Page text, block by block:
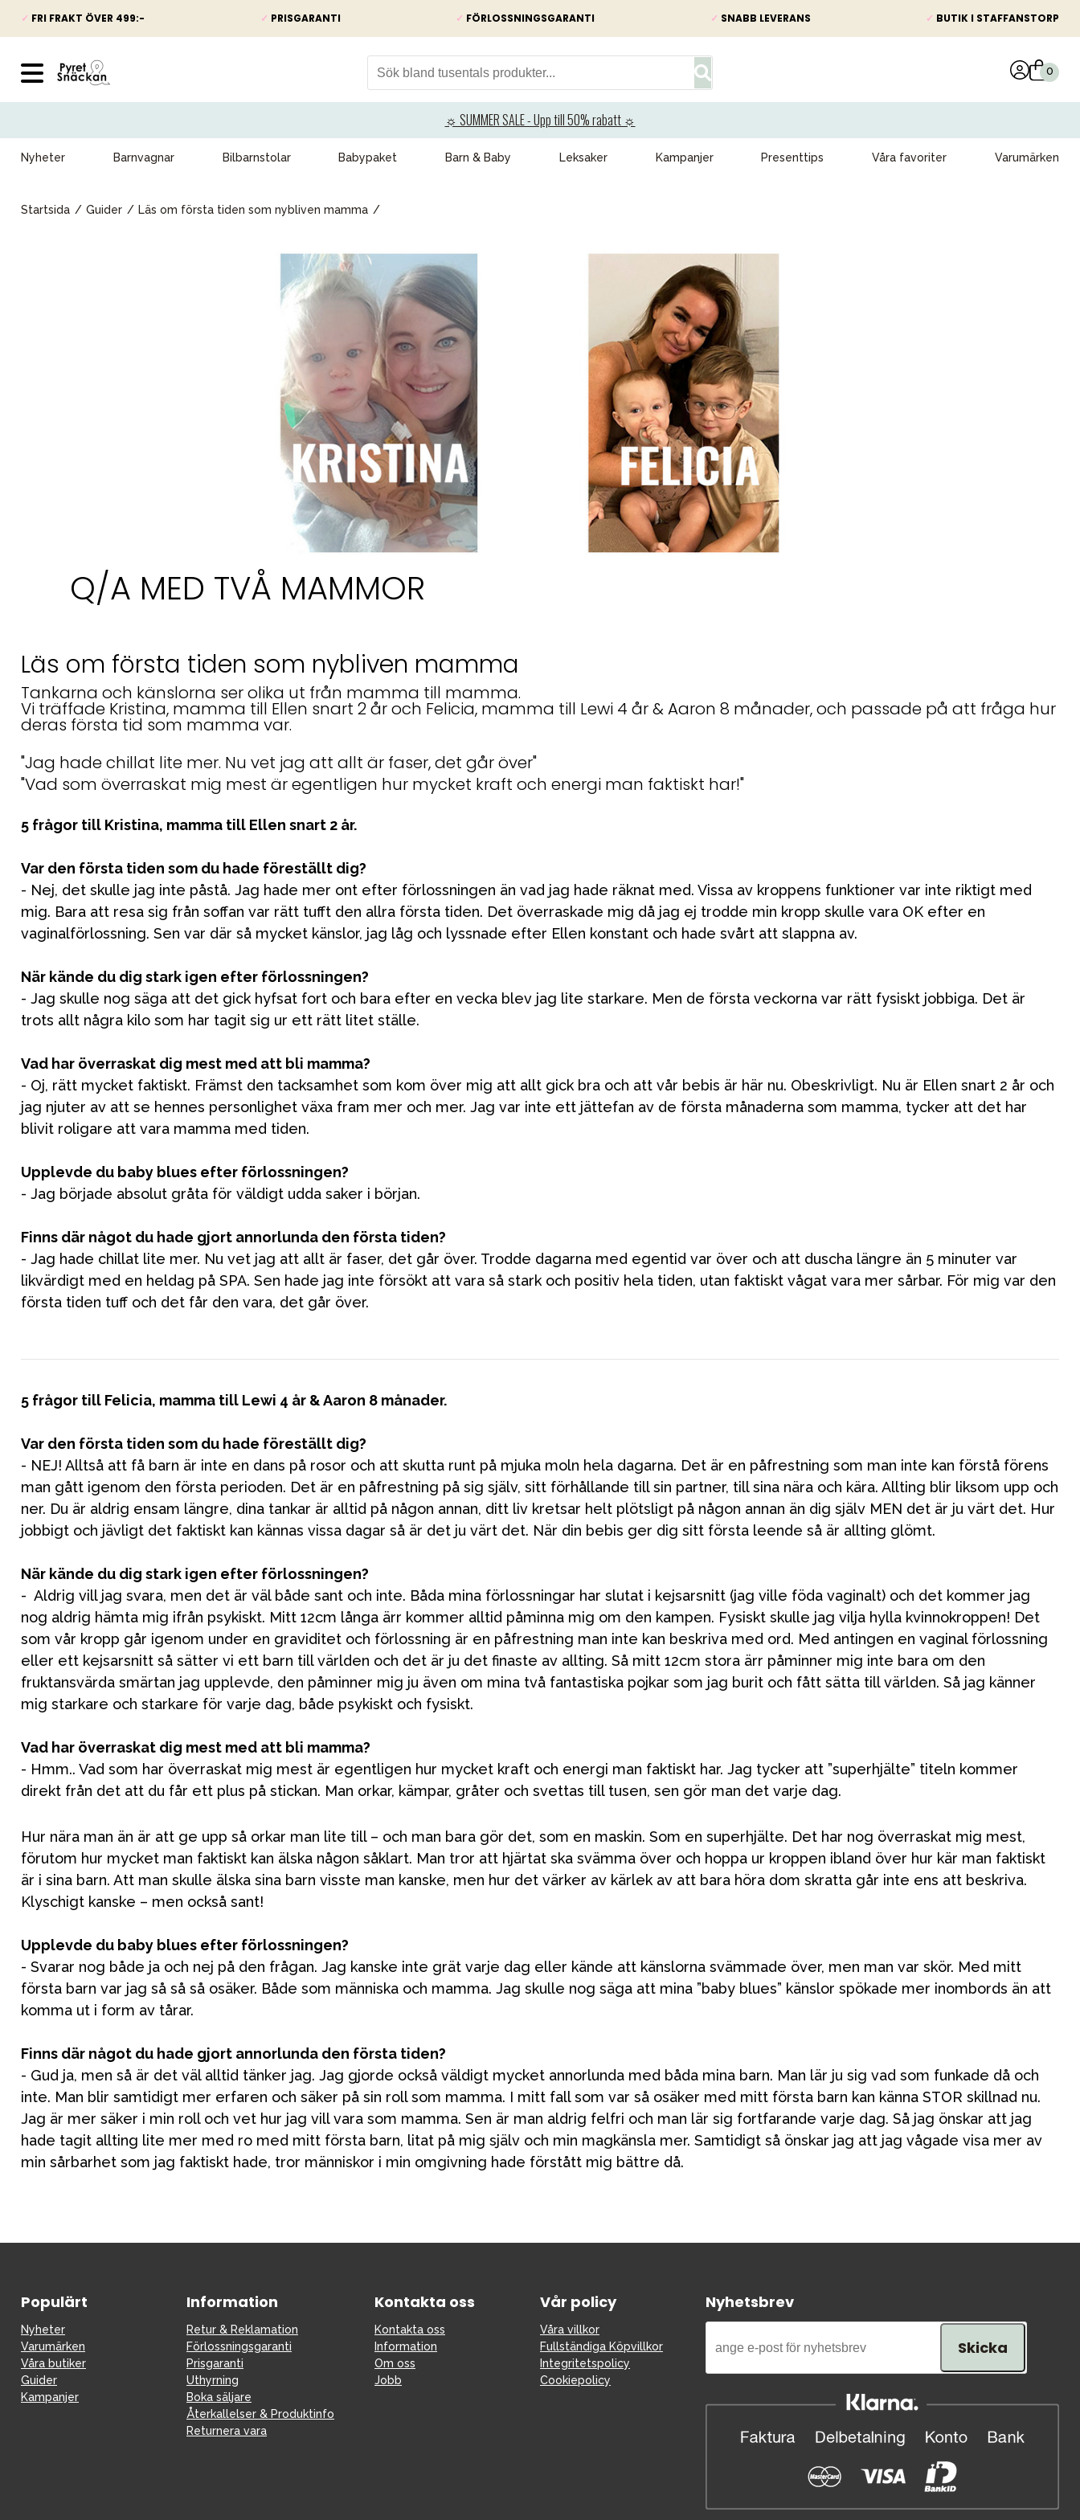
✓ FRI FRAKT ÖVER 499:- ✓ PRISGARANTI ✓ FÖRLOSSNINGSGARANTI ✓ SNABB LEVERANS ✓ BUTIK I STAFFANSTORP
☼ SUMMER SALE - Upp till 50% rabatt ☼
Nyheter Barnvagnar Bilbarnstolar Babypaket Barn & Baby Leksaker Kampanjer Presenttips Våra favoriter Varumärken
Startsida Guider Läs om första tiden som nybliven mamma
Q/A MED TVÅ MAMMOR
Läs om första tiden som nybliven mamma
Tankarna och känslorna ser olika ut från mamma till mamma.
Vi träffade Kristina, mamma till Ellen snart 2 år och Felicia, mamma till Lewi 4 år & Aaron 8 månader, och passade på att fråga hur
deras första tid som mamma var.
"Jag hade chillat lite mer. Nu vet jag att allt är faser, det går över"
"Vad som överraskat mig mest är egentligen hur mycket kraft och energi man faktiskt har!"
5 frågor till Kristina, mamma till Ellen snart 2 år.
Var den första tiden som du hade föreställt dig?
- Nej, det skulle jag inte påstå. Jag hade mer ont efter förlossningen än vad jag hade räknat med. Vissa av kroppens funktioner var inte riktigt med
mig. Bara att resa sig från soffan var rätt tufft den allra första tiden. Det överraskade mig då jag ej trodde min kropp skulle vara OK efter en
vaginalförlossning. Sen var där så mycket känslor, jag låg och lyssnade efter Ellen konstant och hade svårt att slappna av.
När kände du dig stark igen efter förlossningen?
- Jag skulle nog säga att det gick hyfsat fort och bara efter en vecka blev jag lite starkare. Men de första veckorna var rätt fysiskt jobbiga. Det är
trots allt några kilo som har tagit sig ur ett rätt litet ställe.
Vad har överraskat dig mest med att bli mamma?
- Oj, rätt mycket faktiskt. Främst den tacksamhet som kom över mig att allt gick bra och att vår bebis är här nu. Obeskrivligt. Nu är Ellen snart 2 år och
jag njuter av att se hennes personlighet växa fram mer och mer. Jag var inte ett jättefan av de första månaderna som mamma, tycker att det har
blivit roligare att vara mamma med tiden.
Upplevde du baby blues efter förlossningen?
- Jag började absolut gråta för väldigt udda saker i början.
Finns där något du hade gjort annorlunda den första tiden?
- Jag hade chillat lite mer. Nu vet jag att allt är faser, det går över. Trodde dagarna med egentid var över och att duscha längre än 5 minuter var
likvärdigt med en heldag på SPA. Sen hade jag inte försökt att vara så stark och positiv hela tiden, utan faktiskt vågat vara mer sårbar. För mig var den
första tiden tuff och det får den vara, det går över.
5 frågor till Felicia, mamma till Lewi 4 år & Aaron 8 månader.
Var den första tiden som du hade föreställt dig?
- NEJ! Alltså att få barn är inte en dans på rosor och att skutta runt på mjuka moln hela dagarna. Det är en påfrestning som man inte kan förstå förens
man gått igenom den första perioden. Det är en påfrestning på sig själv, sitt förhållande till sin partner, till sina nära och kära. Allting blir liksom upp och
ner. Du är aldrig ensam längre, dina tankar är alltid på någon annan, ditt liv kretsar helt plötsligt på någon annan än dig själv MEN det är ju värt det. Hur
jobbigt och jävligt det faktiskt kan kännas vissa dagar så är det ju värt det. När din bebis ger dig sitt första leende så är allting glömt.
När kände du dig stark igen efter förlossningen?
- Aldrig vill jag svara, men det är väl både sant och inte. Båda mina förlossningar har slutat i kejsarsnitt (jag ville föda vaginalt) och det kommer jag
nog aldrig hämta mig ifrån psykiskt. Mitt 12cm långa ärr kommer alltid påminna mig om den kampen. Fysiskt skulle jag vilja hylla kvinnokroppen! Det
som vår kropp går igenom under en graviditet och förlossning är en påfrestning man inte kan beskriva med ord. Med antingen en vaginal förlossning
eller ett kejsarsnitt så sätter vi ett barn till världen och det är ju det finaste av allting. Så mitt 12cm stora ärr påminner mig inte bara om den
fruktansvärda smärtan jag upplevde, den påminner mig ju även om mina två fantastiska pojkar som jag burit och fått sätta till världen. Så jag känner
mig starkare och starkare för varje dag, både psykiskt och fysiskt.
Vad har överraskat dig mest med att bli mamma?
- Hmm.. Vad som har överraskat mig mest är egentligen hur mycket kraft och energi man faktiskt har. Jag tycker att ”superhjälte” titeln kommer
direkt från det att du får ett plus på stickan. Man orkar, kämpar, gråter och svettas till tusen, sen gör man det varje dag.
Hur nära man än är att ge upp så orkar man lite till – och man bara gör det, som en maskin. Som en superhjälte. Det har nog överraskat mig mest,
förutom hur mycket man faktiskt kan älska någon såklart. Man tror att hjärtat ska svämma över och hoppa ur kroppen ibland över hur kär man faktiskt
är i sina barn. Att man skulle älska sina barn visste man kanske, men hur det värker av kärlek av att bara höra dom skratta går inte ens att beskriva.
Klyschigt kanske – men också sant!
Upplevde du baby blues efter förlossningen?
- Svarar nog både ja och nej på den frågan. Jag kanske inte grät varje dag eller kände att känslorna svämmade över, men man var skör. Med mitt
första barn var jag så så så osäker. Både som människa och mamma. Jag skulle nog säga att mina ”baby blues” känslor spökade mer inombords än att
komma ut i form av tårar.
Finns där något du hade gjort annorlunda den första tiden?
- Gud ja, men så är det väl alltid tänker jag. Jag gjorde också väldigt mycket annorlunda med båda mina barn. Man lär ju sig vad som funkade då och
inte. Man blir samtidigt mer erfaren och säker på sin roll som mamma. I mitt fall som var så osäker med mitt första barn kan känna STOR skillnad nu.
Jag är mer säker i min roll och vet hur jag vill vara som mamma. Sen är man aldrig felfri och man lär sig fortfarande varje dag. Så jag önskar att jag
hade tagit allting lite mer med ro med mitt första barn, litat på mig själv och min magkänsla mer. Samtidigt så önskar jag att jag vågade visa mer av
min sårbarhet som jag faktiskt hade, tror människor i min omgivning hade förstått mig bättre då.
Populärt
Nyheter
Varumärken
Våra butiker
Guider
Kampanjer
Information
Retur & Reklamation
Förlossningsgaranti
Prisgaranti
Uthyrning
Boka säljare
Återkallelser & Produktinfo
Returnera vara
Kontakta oss
Kontakta oss
Information
Om oss
Jobb
Vår policy
Våra villkor
Fullständiga Köpvillkor
Integritetspolicy
Cookiepolicy
Nyhetsbrev
Skicka
VÅRT SORTIMENT
Nyheter
Barnvagnar
Bilbarnstolar
Babypaket
Barn & Baby
Reservdelar
Varumärken
Sol och bad